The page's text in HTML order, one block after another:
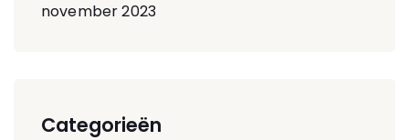
november 2023
Categorieën